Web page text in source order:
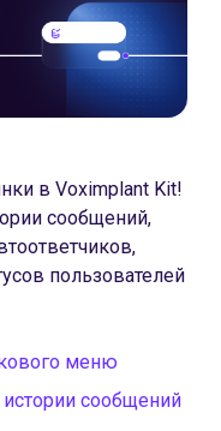
в Voximplant Kit!
сообщений,
пользователей
меню
сообщений